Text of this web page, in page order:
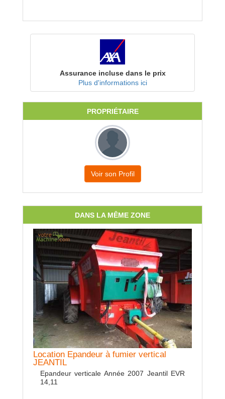
Assurance incluse dans le prix
Plus d'informations ici
PROPRIÉTAIRE
Voir son Profil
DANS LA MÊME ZONE
Location Epandeur à fumier vertical
JEANTIL
Epandeur verticale Année 2007 Jeantil EVR
14,11